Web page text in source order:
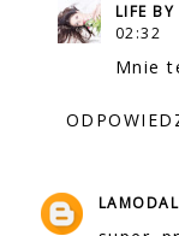
LIFE BY
02:32
Mnie